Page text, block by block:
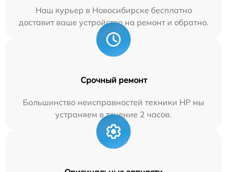
Наш курьер в Новосибирске бесплатно
доставит ваше устройство на ремонт и обратно.
Срочный ремонт
Большинство неисправностей техники HP мы
устраняем в течение 2 часов.